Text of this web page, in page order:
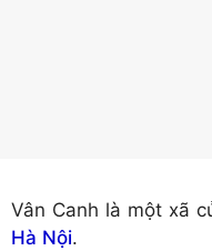
Vân Canh là một xã
Hà Nội.